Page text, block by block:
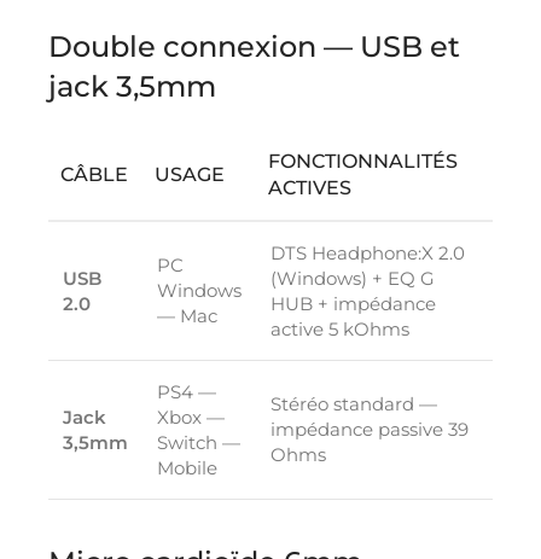
Double connexion — USB et
jack 3,5mm
CÂBLE USAGE
FONCTIONNALITÉS
ACTIVES
USB
2.0
PC
Windows
— Mac
DTS Headphone:X 2.0
(Windows) + EQ G
HUB + impédance
active 5 kOhms
Jack
3,5mm
PS4 —
Xbox —
Switch —
Mobile
Stéréo standard —
impédance passive 39
Ohms